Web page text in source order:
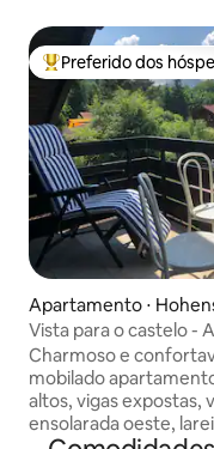
Entre os melhores
Preferido dos
Apartamento ⋅
angau
Vista para o castelo -
aconchegante no
Charmoso e
mobilado
altos, vigas expostas,
ensolarada oeste,